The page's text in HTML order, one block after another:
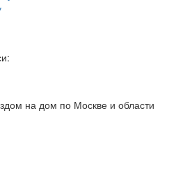
на дом по Москве и области